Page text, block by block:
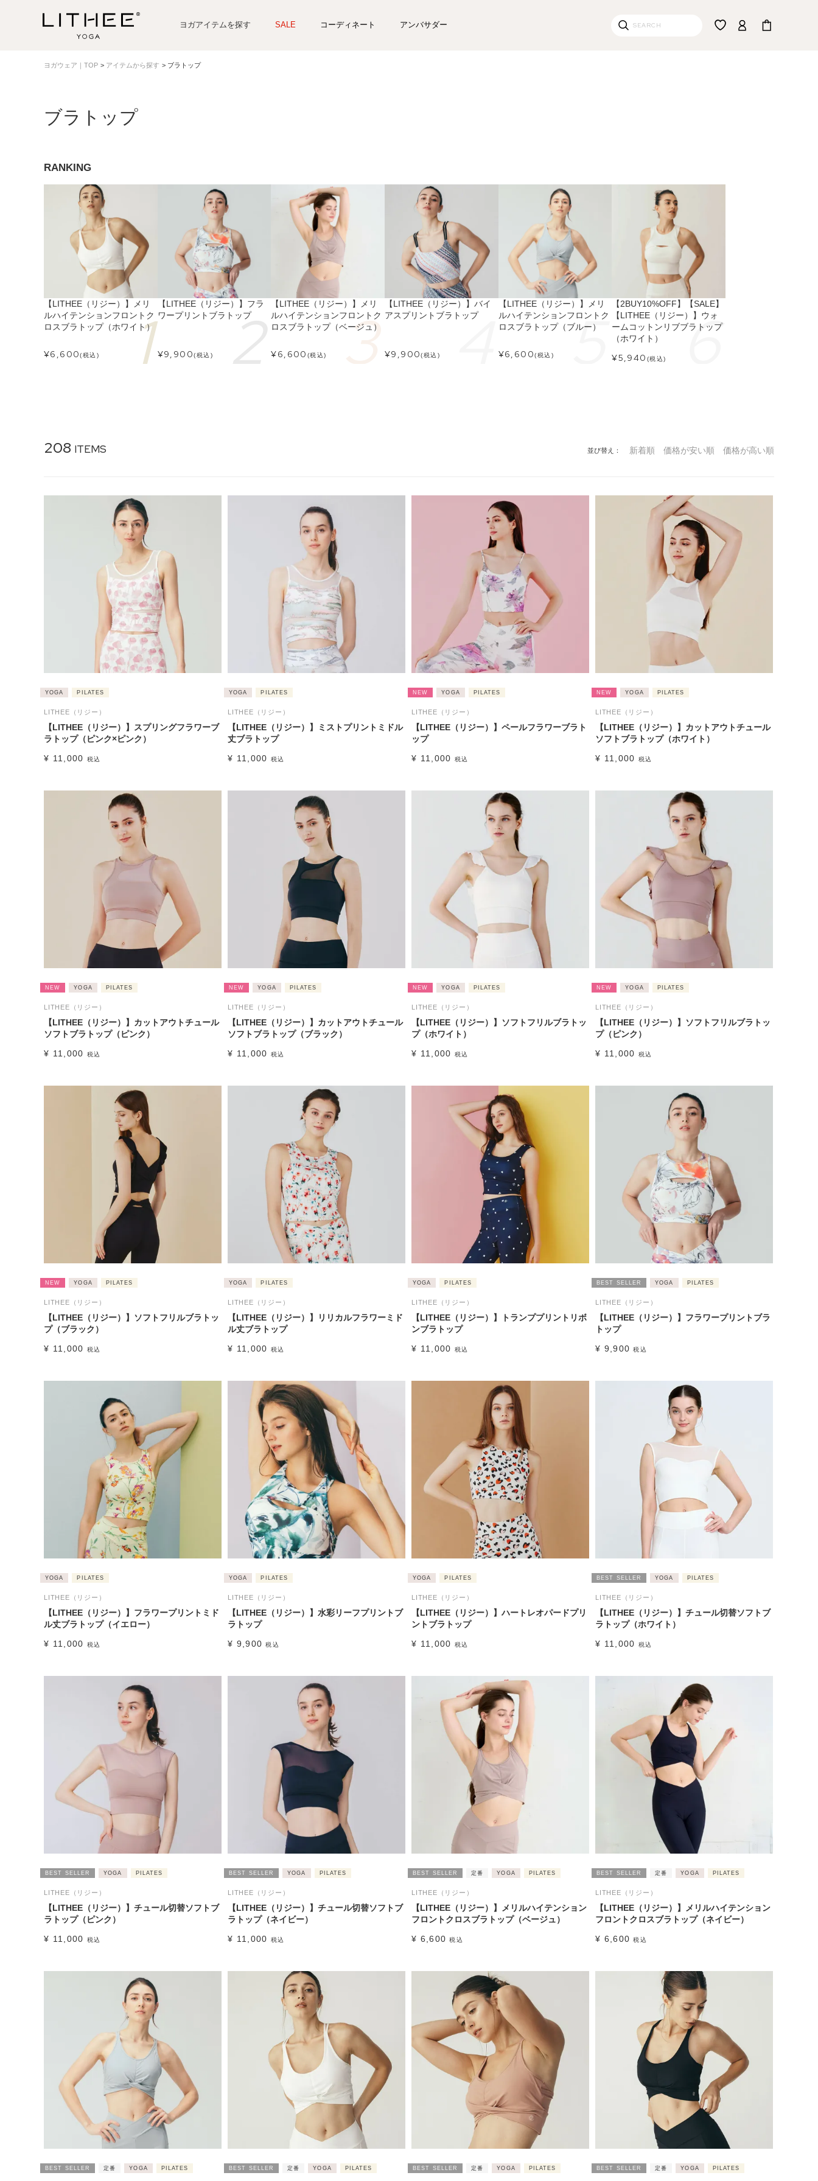
ヨガアイテムを探す SALE コーディネート アンバサダー
ヨガウェア｜TOP アイテムから探す ブラトップ
ブラトップ
【LITHEE（リジー）】メリ
ルハイテンションフロントク
ロスブラトップ（ホワイト）
¥6,600(税込)
【LITHEE（リジー）】フラ
ワープリントブラトップ
¥9,900(税込)
【LITHEE（リジー）】メリ
ルハイテンションフロントク
ロスブラトップ（ベージュ）
¥6,600 (税込)
【LITHEE（リジー）】バイ
アスプリントブラトップ
¥9,900(税込)
【LITHEE（リジー）】メリ
ルハイテンションフロントク
ロスブラトップ（ブルー）
¥6,600(税込)
【2BUY10%OFF】【SALE】
【LITHEE（リジー）】ウォ
ームコットンリブブラトップ
（ホワイト）
¥5,940 (税込)
並び替え 新着順 価格が安い順 価格が高い順
208
YOGA PILATES
LITHEE（リジー）
【LITHEE（リジー）】スプリングフラワーブ
ラトップ（ピンク×ピンク）
¥ 11,000 税込
YOGA PILATES
LITHEE（リジー）
【LITHEE（リジー）】ミストプリントミドル
丈ブラトップ
¥ 11,000 税込
NEW YOGA PILATES
LITHEE（リジー）
【LITHEE（リジー）】ペールフラワーブラト
ップ
¥ 11,000 税込
NEW YOGA PILATES
LITHEE（リジー）
【LITHEE（リジー）】カットアウトチュール
ソフトブラトップ（ホワイト）
¥ 11,000 税込
NEW YOGA PILATES
LITHEE（リジー）
【LITHEE（リジー）】カットアウトチュール
ソフトブラトップ（ピンク）
¥ 11,000 税込
NEW YOGA PILATES
LITHEE（リジー）
【LITHEE（リジー）】カットアウトチュール
ソフトブラトップ（ブラック）
¥ 11,000 税込
NEW YOGA PILATES
LITHEE（リジー）
【LITHEE（リジー）】ソフトフリルブラトッ
プ（ホワイト）
¥ 11,000 税込
NEW YOGA PILATES
LITHEE（リジー）
【LITHEE（リジー）】ソフトフリルブラトッ
プ（ピンク）
¥ 11,000 税込
NEW YOGA PILATES
LITHEE（リジー）
【LITHEE（リジー）】ソフトフリルブラトッ
プ（ブラック）
¥ 11,000 税込
YOGA PILATES
LITHEE（リジー）
【LITHEE（リジー）】リリカルフラワーミド
ル丈ブラトップ
¥ 11,000 税込
YOGA PILATES
LITHEE（リジー）
【LITHEE（リジー）】トランププリントリボ
ンブラトップ
¥ 11,000 税込
BEST SELLER YOGA PILATES
LITHEE（リジー）
【LITHEE（リジー）】フラワープリントブラ
トップ
¥ 9,900 税込
YOGA PILATES
LITHEE（リジー）
【LITHEE（リジー）】フラワープリントミド
ル丈ブラトップ（イエロー）
¥ 11,000 税込
YOGA PILATES
LITHEE（リジー）
【LITHEE（リジー）】水彩リーフプリントブ
ラトップ
¥ 9,900 税込
YOGA PILATES
LITHEE（リジー）
【LITHEE（リジー）】ハートレオパードプリ
ントブラトップ
¥ 11,000 税込
BEST SELLER YOGA PILATES
LITHEE（リジー）
【LITHEE（リジー）】チュール切替ソフトブ
ラトップ（ホワイト）
¥ 11,000 税込
BEST SELLER YOGA PILATES
LITHEE（リジー）
【LITHEE（リジー）】チュール切替ソフトブ
ラトップ（ピンク）
¥ 11,000 税込
BEST SELLER YOGA PILATES
LITHEE（リジー）
【LITHEE（リジー）】チュール切替ソフトブ
ラトップ（ネイビー）
¥ 11,000 税込
BEST SELLER 定番 YOGA PILATES
LITHEE（リジー）
【LITHEE（リジー）】メリルハイテンション
フロントクロスブラトップ（ベージュ）
¥ 6,600 税込
BEST SELLER 定番 YOGA PILATES
LITHEE（リジー）
【LITHEE（リジー）】メリルハイテンション
フロントクロスブラトップ（ネイビー）
¥ 6,600 税込
BEST SELLER 定番 YOGA PILATES BEST SELLER 定番 YOGA PILATES BEST SELLER 定番 YOGA PILATES BEST SELLER 定番 YOGA PILATES